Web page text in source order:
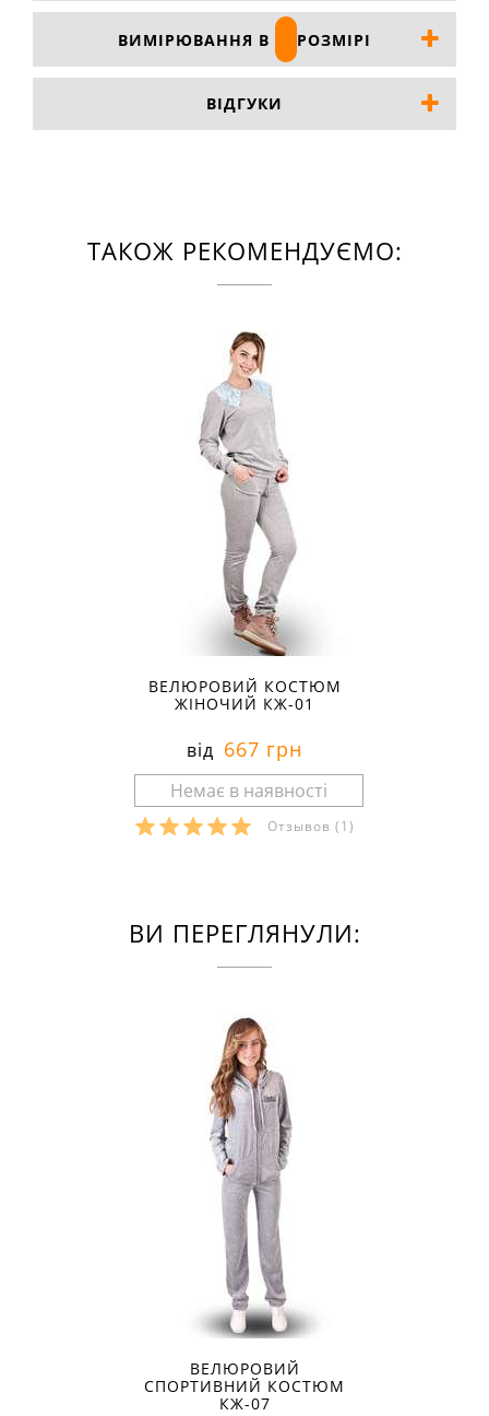
ВИМІРЮВАННЯ В РОЗМІРІ
ВІДГУКИ
ТАКОЖ РЕКОМЕНДУЄМО:
ВЕЛЮРОВИЙ КОСТЮМ
ЖІНОЧИЙ КЖ-01
від 667 грн
Отзывов (1)
ВИ ПЕРЕГЛЯНУЛИ:
ВЕЛЮРОВИЙ
СПОРТИВНИЙ КОСТЮМ
КЖ-07